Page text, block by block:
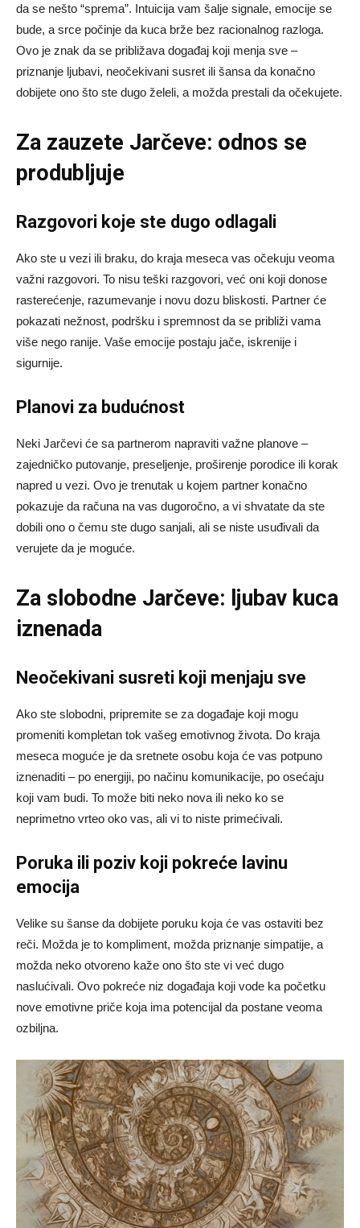
da se nešto “sprema”. Intuicija vam šalje signale, emocije se
bude, a srce počinje da kuca brže bez racionalnog razloga.
Ovo je znak da se približava događaj koji menja sve –
priznanje ljubavi, neočekivani susret ili šansa da konačno
dobijete ono što ste dugo želeli, a možda prestali da očekujete.
Za zauzete Jarčeve: odnos se
produbljuje
Razgovori koje ste dugo odlagali
Ako ste u vezi ili braku, do kraja meseca vas očekuju veoma
važni razgovori. To nisu teški razgovori, već oni koji donose
rasterećenje, razumevanje i novu dozu bliskosti. Partner će
pokazati nežnost, podršku i spremnost da se približi vama
više nego ranije. Vaše emocije postaju jače, iskrenije i
sigurnije.
Planovi za budućnost
Neki Jarčevi će sa partnerom napraviti važne planove –
zajedničko putovanje, preseljenje, proširenje porodice ili korak
napred u vezi. Ovo je trenutak u kojem partner konačno
pokazuje da računa na vas dugoročno, a vi shvatate da ste
dobili ono o čemu ste dugo sanjali, ali se niste usuđivali da
verujete da je moguće.
Za slobodne Jarčeve: ljubav kuca
iznenada
Neočekivani susreti koji menjaju sve
Ako ste slobodni, pripremite se za događaje koji mogu
promeniti kompletan tok vašeg emotivnog života. Do kraja
meseca moguće je da sretnete osobu koja će vas potpuno
iznenaditi – po energiji, po načinu komunikacije, po osećaju
koji vam budi. To može biti neko nova ili neko ko se
neprimetno vrteo oko vas, ali vi to niste primećivali.
Poruka ili poziv koji pokreće lavinu
emocija
Velike su šanse da dobijete poruku koja će vas ostaviti bez
reči. Možda je to kompliment, možda priznanje simpatije, a
možda neko otvoreno kaže ono što ste vi već dugo
naslućivali. Ovo pokreće niz događaja koji vode ka početku
nove emotivne priče koja ima potencijal da postane veoma
ozbiljna.